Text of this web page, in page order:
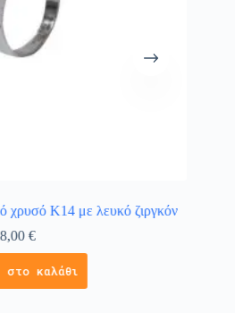
χρυσό Κ14 με λευκό ζιργκόν
€
στο καλάθι